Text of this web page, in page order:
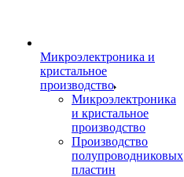
Микроэлектроника и
кристальное
производство
Микроэлектроника
и кристальное
производство
Производство
полупроводниковых
пластин